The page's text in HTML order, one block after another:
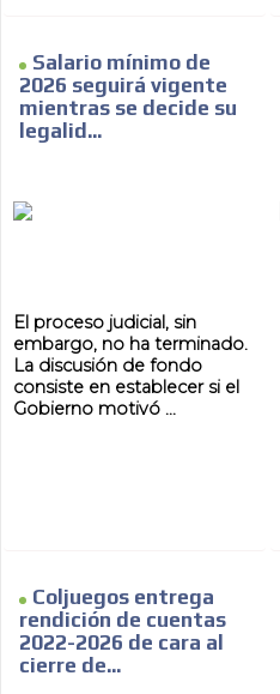
Salario mínimo de
2026 seguirá vigente
mientras se decide su
legalid...
El proceso judicial, sin
embargo, no ha terminado.
La discusión de fondo
consiste en establecer si el
Gobierno motivó ...
Coljuegos entrega
rendición de cuentas
2022-2026 de cara al
cierre de...